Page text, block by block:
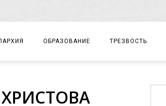
УПРАВЛЕНИЕ
ОБРАЗОВАНИЕ
ЦЕНТР «ВОЗРОЖДЕНИЕ»
ТРЕЗВОСТЬ